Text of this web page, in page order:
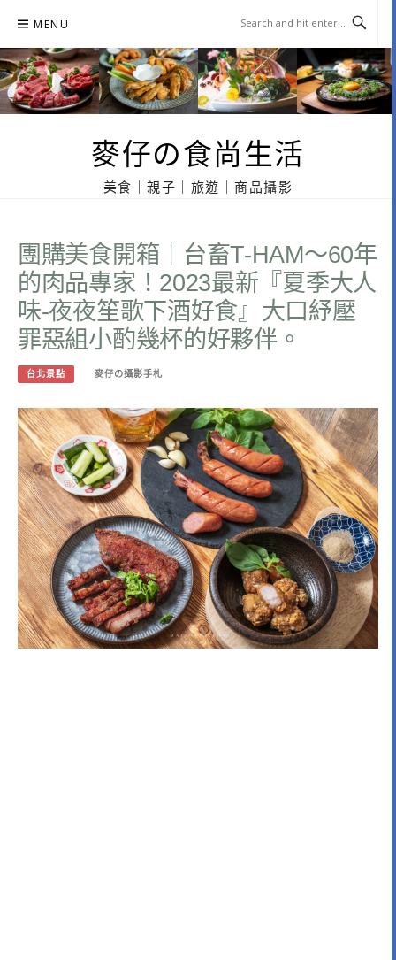
content
MENU
麥仔の食尚生活
美食｜親子｜旅遊｜商品攝影
團購美食開箱｜台畜T-HAM～60年
的肉品專家！2023最新『夏季大人
味-夜夜笙歌下酒好食』大口紓壓
罪惡組小酌幾杯的好夥伴。
台北景點 麥仔の攝影手札